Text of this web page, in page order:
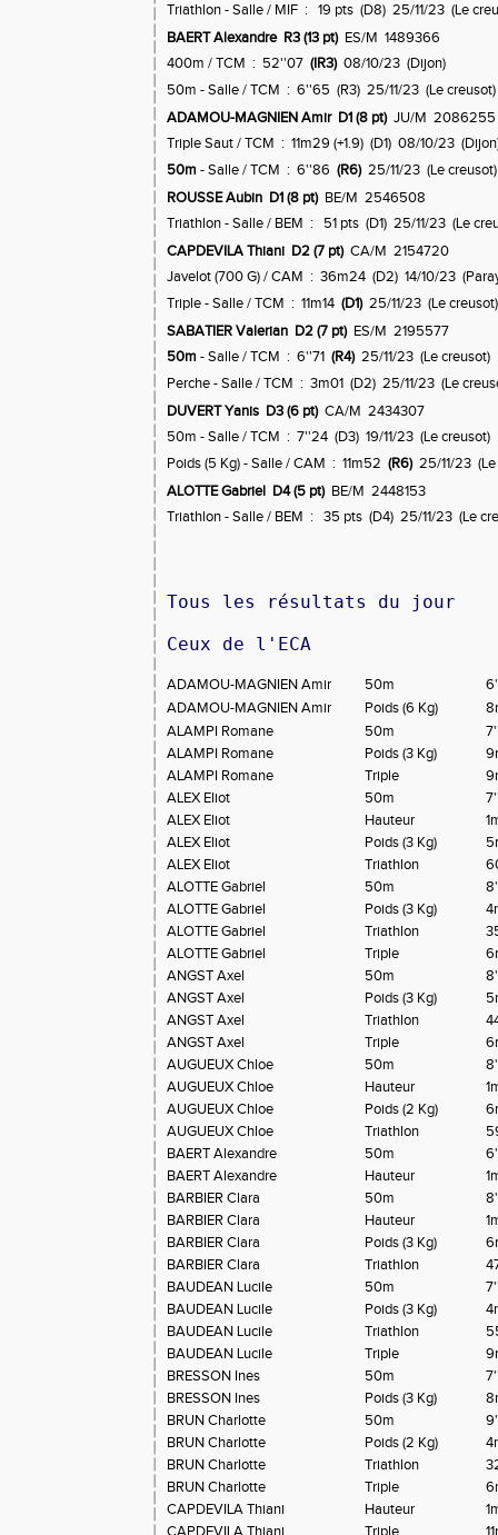
Triathlon - Salle / MIF : 19 pts (D8) 25/11/23 (Le
BAERT Alexandre R3 (13 pt)ES/M 1489366
400m / TCM : 52''07 (IR3) 08/10/23 (Dijon)
50m - Salle / TCM : 6''65 (R3) 25/11/23 (Le creusot)
ADAMOU-MAGNIEN Amir D1 (8 pt)JU/M 2086255
Triple Saut / TCM : 11m29 (+1.9) (D1) 08/10/23
50m - Salle / TCM : 6''86 (R6)25/11/23 (Le creusot)
ROUSSE Aubin D1 (8 pt) BE/M 2546508
Triathlon - Salle / BEM : 51 pts (D1) 25/11/23 (Le
CAPDEVILA Thiani D2 (7 pt)CA/M 2154720
Javelot (700 G) / CAM : 36m24 (D2) 14/10/23
Triple - Salle / TCM : 11m14 (D1) 25/11/23 (Le creusot)
SABATIER Valerian D2 (7 pt) ES/M 2195577
50m - Salle / TCM : 6''71 (R4) 25/11/23 (Le creusot)
Perche - Salle / TCM : 3m01 (D2) 25/11/23 (Le
DUVERT Yanis D3 (6 pt) CA/M 2434307
50m - Salle / TCM : 7''24 (D3) 19/11/23 (Le creusot)
Poids (5 Kg) - Salle / CAM : 11m52 (R6)25/11/23 (Le
ALOTTE Gabriel D4 (5 pt)BE/M 2448153
Triathlon - Salle / BEM : 35 pts (D4) 25/11/23 (Le
Tous les résultats du jour
Ceux de l'ECA
ADAMOU-MAGNIEN Amir 50m
ADAMOU-MAGNIEN Amir
Poids (6 Kg)
ALAMPI Romane
50m
ALAMPI Romane
Poids (3 Kg)
ALAMPI Romane
Triple
ALEX Eliot
50m
ALEX Eliot
Hauteur
ALEX Eliot
Poids (3 Kg)
ALEX Eliot
Triathlon
ALOTTE Gabriel
50m
ALOTTE Gabriel
Poids (3 Kg)
ALOTTE Gabriel
Triathlon
ALOTTE Gabriel
Triple
ANGST Axel
50m
ANGST Axel
Poids (3 Kg)
ANGST Axel
Triathlon
ANGST Axel
Triple
AUGUEUX Chloe
50m
AUGUEUX Chloe
Hauteur
AUGUEUX Chloe
Poids (2 Kg)
AUGUEUX Chloe
Triathlon
BAERT Alexandre
50m
BAERT Alexandre
Hauteur
BARBIER Clara
50m
BARBIER Clara
Hauteur
BARBIER Clara
Poids (3 Kg)
BARBIER Clara
Triathlon
BAUDEAN Lucile
50m
BAUDEAN Lucile
Poids (3 Kg)
BAUDEAN Lucile
Triathlon
BAUDEAN Lucile
Triple
BRESSON Ines
50m
BRESSON Ines
Poids (3 Kg)
BRUN Charlotte
50m
BRUN Charlotte
Poids (2 Kg)
BRUN Charlotte
Triathlon
BRUN Charlotte
Triple
CAPDEVILA Thiani
Hauteur